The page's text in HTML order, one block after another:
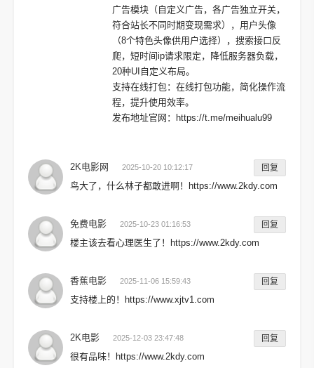
广告模块（自定义广告，各广告独立开关，
符合站长不同时期变现需求），用户头像
（8个特色头像供用户选择），搜索接口反
爬，短时间ip请求限定，降低服务器负载，
20种UI自定义布局。
支持在线打包：在线打包功能，简化操作流
程，提升使用效率。
发布地址官网：https://t.me/meihualu99
2K电影网 2025-10-20 10:12:17 回复
鸟大了，什么林子都敢进啊！https://www.2kdy.com
免费电影 2025-10-23 01:16:53 回复
楼主该去看心理医生了！https://www.2kdy.com
香蕉电影 2025-11-06 15:59:43 回复
支持楼上的！https://www.xjtv1.com
2K电影 2025-12-03 23:47:48 回复
很有品味！https://www.2kdy.com